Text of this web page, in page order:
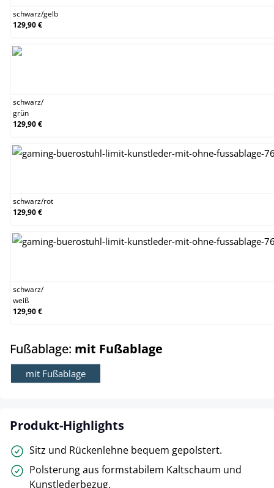
schwarz/gelb
129,90 €
schwarz/
grün
129,90 €
schwarz/rot
129,90 €
schwarz/
weiß
129,90 €
Fußablage: mit Fußablage
mit Fußablage
Produkt-Highlights
Sitz und Rückenlehne bequem gepolstert.
Polsterung aus formstabilem Kaltschaum und
Kunstlederbezug.